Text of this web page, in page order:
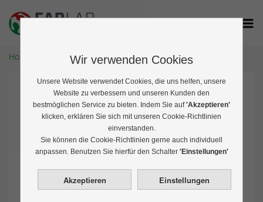
Home Veranstaltungen
Wir verwenden Cookies
Unsere Website verwendet Cookies, die uns helfen, unsere
Website zu verbessern und unseren Kunden den
bestmöglichen Service zu bieten. Indem Sie auf'Akzeptieren'
klicken, erklären Sie sich mit unseren Cookie-Richtlinien
einverstanden.
Sie können die Cookie-Richtlinien gerne auch individuell
anpassen. Benutzen Sie hierfür den Schalter 'Einstellungen'